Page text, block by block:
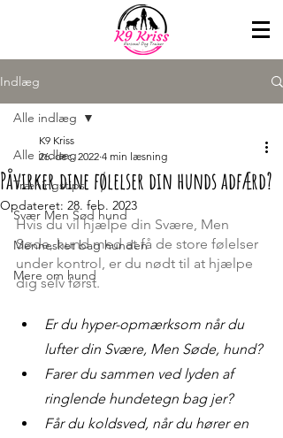
Indlæg
Alle indlæg
Træningstips
Svær Men Sød hund
Mennesket bag hunden
Mere om hund
Alle indlæg
Påvirker dine følelser din hunds adfærd?
K9 Kriss
26. dec. 2022 4 min læsning
Opdateret: 28. feb. 2023
Hvis du vil hjælpe din Svære, Men
Søde, hund med at få de store følelser
under kontrol, er du nødt til at hjælpe
dig selv først.
Er du hyper-opmærksom når du
lufter din Svære, Men Søde, hund?
Farer du sammen ved lyden af
ringlende hundetegn bag jer?
Får du koldsved, når du hører en